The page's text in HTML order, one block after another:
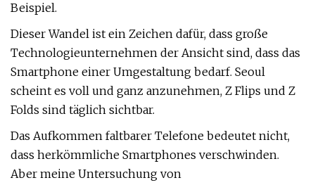
Beispiel.
Dieser Wandel ist ein Zeichen dafür, dass große
Technologieunternehmen der Ansicht sind, dass das
Smartphone einer Umgestaltung bedarf. Seoul
scheint es voll und ganz anzunehmen, Z Flips und Z
Folds sind täglich sichtbar.
Das Aufkommen faltbarer Telefone bedeutet nicht,
dass herkömmliche Smartphones verschwinden.
Aber meine Untersuchung von